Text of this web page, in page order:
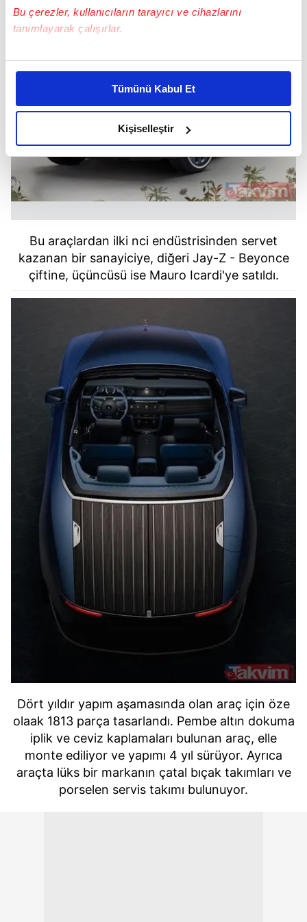
Bu çerezler, kullanıcıların tarayıcı ve cihazlarını
tanımlayarak çalışırlar.
Bu çerezlere izin vermeniz halinde sizlere özel
daha iyi reklam deneyimi yaşatabiliriz. Bunu yaparken
amacımızın size daha iyi bir reklam deneyimi sunmak
olduğunu ve sizlere en iyi içerikleri sunabilmek adına
elimizden gelen çabayı gösterdiğimizi ve bu noktada,
reklamların maliyetlerimizi karşılamak noktasında tek gelir
kalemimiz olduğunu sizlere hatırlatmak isteriz.
gösterilmeyecektir."
Sizlere daha iyi bir hizmet sunabilmek için İnternet
Sitemizde kendimize ve üçüncü kişilere ait çerezler
verileriniz işlenmekte olup gerekli olan çerezler bilgi
toplumu hizmetlerinin sunulması amacıyla
kullanılmaktadır. Diğer çerezler, sitemizin daha işlevsel
kılınması ve kişiselleştirilmesi ve sizlere yönelik
reklam/pazarlama faaliyetlerinin yapılması, amaçlarıyla
sınırlı olarak açık rızanız dahilinde kullanılacaktır.
Çerezlere ilişkin tercihlerinizi aşağıda yer alan panel
vasıtasıyla belirleyebilirsiniz. Çerezlere ilişkin detaylı bilgi
için Ayarlar butonuna tıklayabilir,Çerez Bilgilendirme
Metnimiziziyaret edebilirsiniz.
6698 sayılı Kişisel Verilerin Korunması Kanunu uyarınca
hazırlanmış Aydınlatma Metnimizi okumak ve sitemizde
ilgili mevzuata uygun olarak kullanılan çerezlerle ilgili bilgi
Tümünü Kabul Et
Kişiselleştir
Bu araçlardan ilki nci endüstrisinden servet
kazanan bir sanayiciye, diğeri Jay-Z - Beyonce
çiftine, üçüncüsü ise Mauro Icardi'ye satıldı.
Dört yıldır yapım aşamasında olan araç için öze
olaak 1813 parça tasarlandı. Pembe altın dokuma
iplik ve ceviz kaplamaları bulunan araç, elle
monte ediliyor ve yapımı 4 yıl sürüyor. Ayrıca
araçta lüks bir markanın çatal bıçak takımları ve
porselen servis takımı bulunuyor.